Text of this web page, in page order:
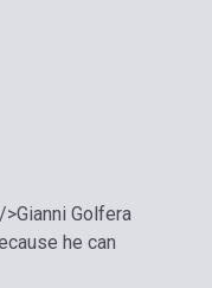
Golfera
he can